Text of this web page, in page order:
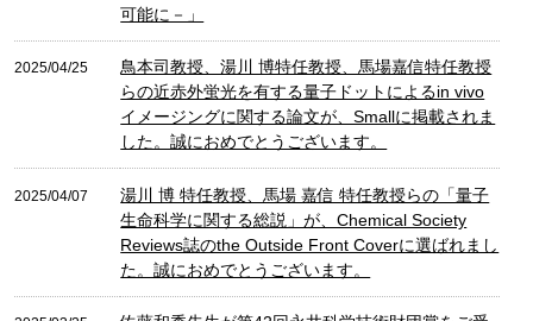
可能に－」
2025/04/25
鳥本司教授、湯川 博特任教授、馬場嘉信特任教授
らの近赤外蛍光を有する量子ドットによるin vivo
イメージングに関する論文が、Smallに掲載されま
した。誠におめでとうございます。
2025/04/07
湯川 博 特任教授、馬場 嘉信 特任教授らの「量子
生命科学に関する総説」が、Chemical Society
Reviews誌のthe Outside Front Coverに選ばれまし
た。誠におめでとうございます。